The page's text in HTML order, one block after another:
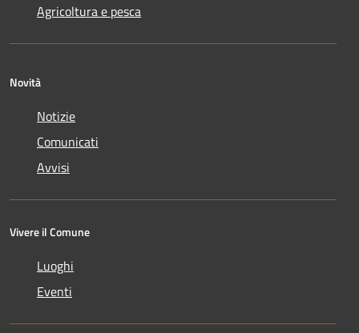
Agricoltura e pesca
Novità
Notizie
Comunicati
Avvisi
Vivere il Comune
Luoghi
Eventi